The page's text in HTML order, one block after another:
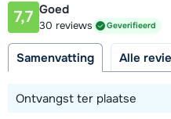
Afstand tot piste
10 meter
7,7 Goed
30 reviews Geverifieerd
Samenvatting Alle
Ontvangst ter plaatse